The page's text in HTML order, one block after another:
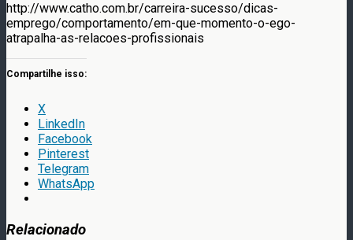
http://www.catho.com.br/carreira-sucesso/dicas-
emprego/comportamento/em-que-momento-o-ego-
atrapalha-as-relacoes-profissionais
Compartilhe isso:
X
LinkedIn
Facebook
Pinterest
Telegram
WhatsApp
Relacionado